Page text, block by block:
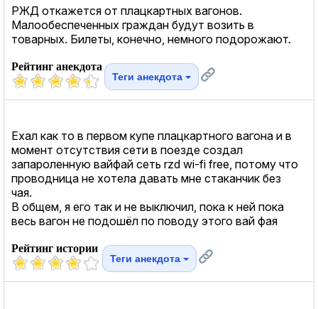
РЖД откажется от плацкартных вагонов.
Малообеспеченных граждан будут возить в
товарных. Билеты, конечно, немного подорожают.
Рейтинг анекдота
Теги анекдота
Ехал как то в первом купе плацкартного вагона и в
момент отсутствия сети в поезде создал
запароленную вайфай сеть rzd wi-fi free, потому что
проводница не хотела давать мне стаканчик без
чая.
В общем, я его так и не выключил, пока к ней пока
весь вагон не подошёл по поводу этого вай фая
Рейтинг истории
Теги анекдота